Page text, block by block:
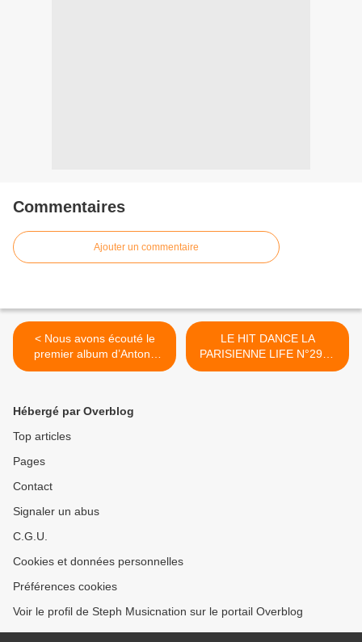
Commentaires
Ajouter un commentaire
< Nous avons écouté le
premier album d’Antony
Trice !
LE HIT DANCE LA
PARISIENNE LIFE N°298 -
26 NOVEMBRE 2021 >
Hébergé par Overblog
Top articles
Pages
Contact
Signaler un abus
C.G.U.
Cookies et données personnelles
Préférences cookies
Voir le profil de Steph Musicnation sur le portail Overblog